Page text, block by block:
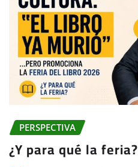
PERSPECTIVA
¿Y para qué la feria?